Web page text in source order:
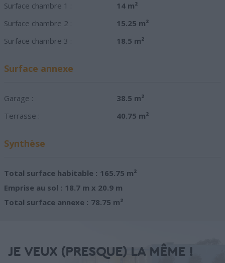
Surface chambre 1 :
14 m²
Surface chambre 2 :
15.25 m²
Surface chambre 3 :
18.5 m²
Surface annexe
Garage :
38.5 m²
Terrasse :
40.75 m²
Synthèse
Total surface habitable : 165.75 m²
Emprise au sol : 18.7 m x 20.9 m
Total surface annexe : 78.75 m²
JE VEUX (PRESQUE) LA MÊME !